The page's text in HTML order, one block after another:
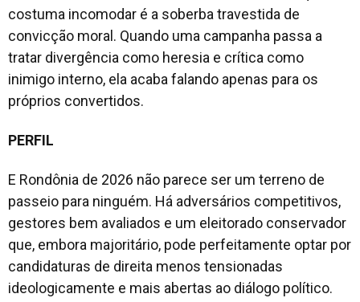
costuma incomodar é a soberba travestida de
convicção moral. Quando uma campanha passa a
tratar divergência como heresia e crítica como
inimigo interno, ela acaba falando apenas para os
próprios convertidos.
PERFIL
E Rondônia de 2026 não parece ser um terreno de
passeio para ninguém. Há adversários competitivos,
gestores bem avaliados e um eleitorado conservador
que, embora majoritário, pode perfeitamente optar por
candidaturas de direita menos tensionadas
ideologicamente e mais abertas ao diálogo político.